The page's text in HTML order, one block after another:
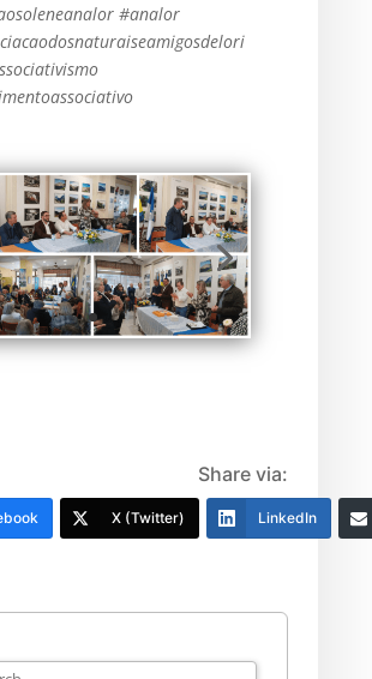
#analor
Share via:
X (Twitter) LinkedIn